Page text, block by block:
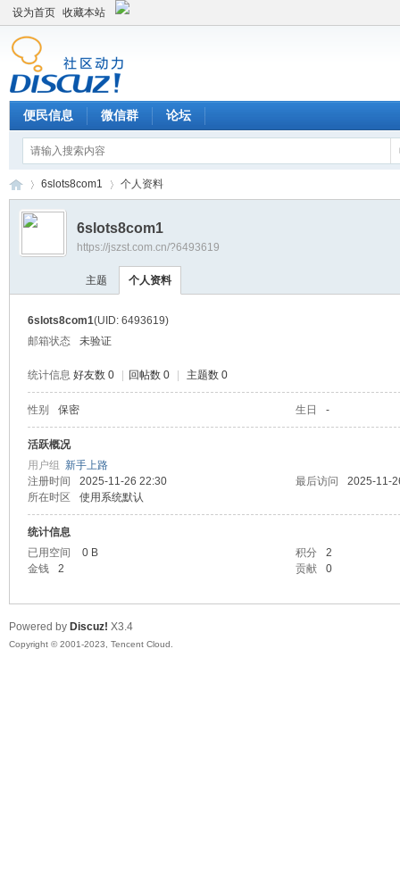
设为首页 收藏本站
便民信息 微信群 论坛
›
6slots8com1 个人资料
6slots8com1
https://jszst.com.cn/?6493619
主题 个人资料
6slots8com1(UID: 6493619)
邮箱状态
未验证
统计信息 好友数 0 回帖数 0 主题数 0
性别 保密 生日 -
活跃概况
用户组 新手上路
注册时间
2025-11-26 22:30 最后访问
2025-11-
所在时区
使用系统默认
统计信息
已用空间
0 B 积分
2
金钱
2 贡献 0
Powered by Discuz! X3.4
Copyright © 2001-2023, Tencent Cloud.